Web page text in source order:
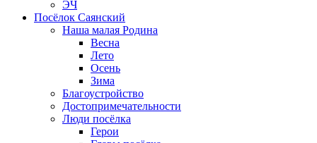
ЭЧ
Посёлок Саянский
Наша малая Родина
Весна
Лето
Осень
Зима
Благоустройство
Достопримечательности
Люди посёлка
Герои